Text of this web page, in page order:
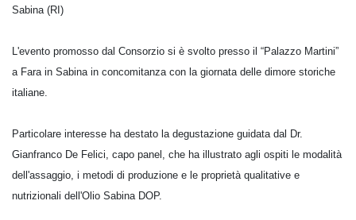
Sabina (RI)
L'evento promosso dal Consorzio si è svolto presso il “Palazzo Martini”
a Fara in Sabina in concomitanza con la giornata delle dimore storiche
italiane.
Particolare interesse ha destato la degustazione guidata dal Dr.
Gianfranco De Felici, capo panel, che ha illustrato agli ospiti le modalità
dell'assaggio, i metodi di produzione e le proprietà qualitative e
nutrizionali dell'Olio Sabina DOP.